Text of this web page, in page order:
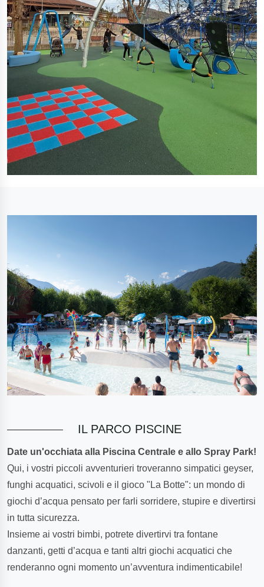
IL PARCO PISCINE
Date un'occhiata alla Piscina Centrale e allo Spray Park!
Qui, i vostri piccoli avventurieri troveranno simpatici geyser,
funghi acquatici, scivoli e il gioco "La Botte": un mondo di
giochi d’acqua pensato per farli sorridere, stupire e divertirsi
in tutta sicurezza.
Insieme ai vostri bimbi, potrete divertirvi tra fontane
danzanti, getti d’acqua e tanti altri giochi acquatici che
renderanno ogni momento un’avventura indimenticabile!